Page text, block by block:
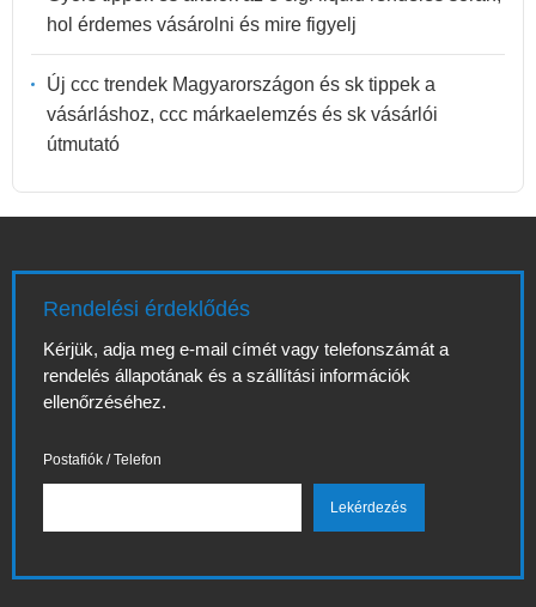
hol érdemes vásárolni és mire figyelj
Új ccc trendek Magyarországon és sk tippek a
vásárláshoz, ccc márkaelemzés és sk vásárlói
útmutató
Rendelési érdeklődés
Kérjük, adja meg e-mail címét vagy telefonszámát a
rendelés állapotának és a szállítási információk
ellenőrzéséhez.
Postafiók / Telefon